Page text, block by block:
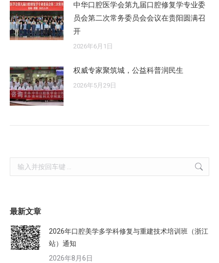
中华口腔医学会第九届口腔修复学专业委
员会第二次常务委员会会议在贵阳圆满召
开
2026年6月1日
权威专家聚筑城，公益科普润民生
2026年5月29日
Search:
最新文章
2026年口腔美学多学科修复与重建技术培训班（浙江
站）通知
2026年8月6日